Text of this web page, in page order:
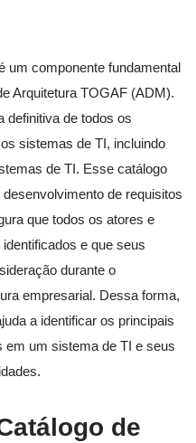
um componente fundamental
Arquitetura TOGAF (ADM).
definitiva de todos os
sistemas de TI, incluindo
de TI. Esse catálogo
de requisitos
que todos os atores e
e que seus
durante o
empresarial. Dessa forma,
a identificar os principais
em um sistema de TI e seus
de